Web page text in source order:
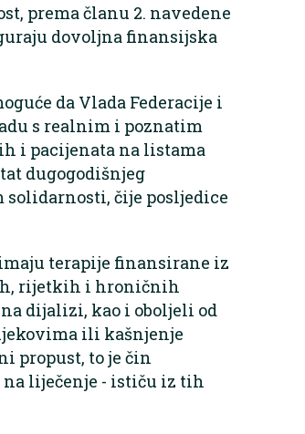
prema članu 2. navedene
dovoljna finansijska
da Vlada Federacije i
s realnim i poznatim
i pacijenata na listama
dugogodišnjeg
solidarnosti, čije posljedice
terapije finansirane iz
rijetkih i hroničnih
dijalizi, kao i oboljeli od
ili kašnjenje
propust, to je čin
liječenje - ističu iz tih